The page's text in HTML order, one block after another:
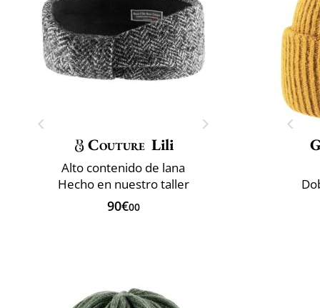
Couture Lili
Alto contenido de lana
Hecho en nuestro taller
90€00